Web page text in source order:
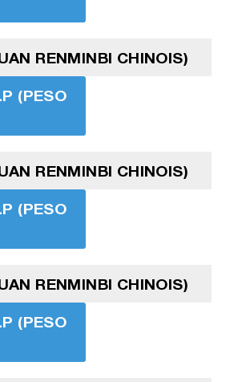
RENMINBI CHINOIS)
(PESO
RENMINBI CHINOIS)
(PESO
RENMINBI CHINOIS)
(PESO